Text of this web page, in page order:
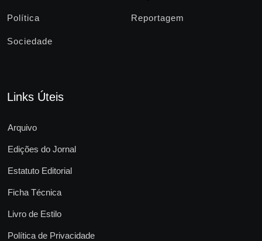
Política Reportagem
Sociedade
Links Úteis
Arquivo
Edições do Jornal
Estatuto Editorial
Ficha Técnica
Livro de Estilo
Política de Privacidade